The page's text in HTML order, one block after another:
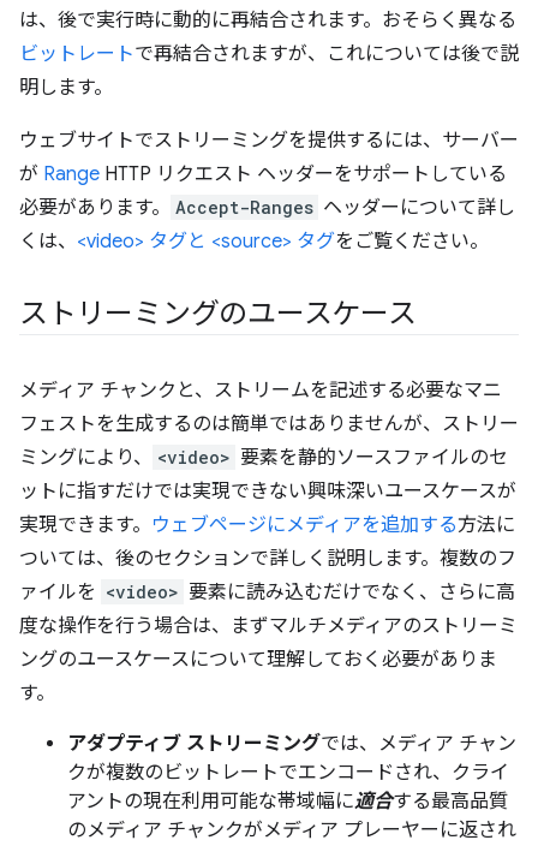
は、後で実行時に動的に再結合されます。おそらく異なる
ビットレートで再結合されますが、これについては後で説
明します。
ウェブサイトでストリーミングを提供するには、サーバー
が Range HTTP リクエスト ヘッダーをサポートしている
必要があります。
Accept-Ranges ヘッダーについて詳し
くは、 <video> タグと <source> タグをご覧ください。
ストリーミングのユースケース
メディア チャンクと、ストリームを記述する必要なマニ
フェストを生成するのは簡単ではありませんが、ストリー
ミングにより、
<video> 要素を静的ソースファイルのセ
ットに指すだけでは実現できない興味深いユースケースが
実現できます。 ウェブページにメディアを追加する方法に
ついては、後のセクションで詳しく説明します。複数のフ
ァイルを <video> 要素に読み込むだけでなく、さらに高
度な操作を行う場合は、まずマルチメディアのストリーミ
ングのユースケースについて理解しておく必要がありま
す。
アダプティブ ストリーミングでは、メディア チャン
クが複数のビットレートでエンコードされ、クライ
アントの現在利用可能な帯域幅に適合する最高品質
のメディア チャンクがメディア プレーヤーに返され